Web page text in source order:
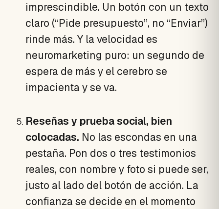
imprescindible. Un botón con un texto
claro (“Pide presupuesto”, no “Enviar”)
rinde más. Y la velocidad es
neuromarketing puro: un segundo de
espera de más y el cerebro se
impacienta y se va.
Reseñas y prueba social, bien
colocadas. No las escondas en una
pestaña. Pon dos o tres testimonios
reales, con nombre y foto si puede ser,
justo al lado del botón de acción. La
confianza se decide en el momento